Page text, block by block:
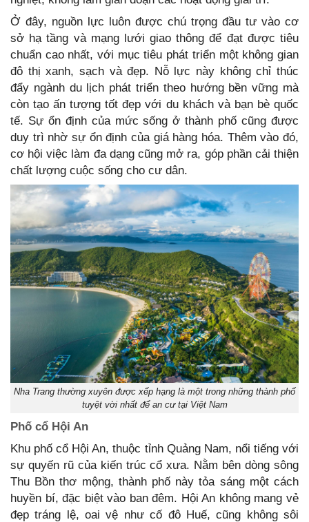
Ở đây, nguồn lực luôn được chú trọng đầu tư vào cơ
sở hạ tầng và mạng lưới giao thông để đạt được tiêu
chuẩn cao nhất, với mục tiêu phát triển một không gian
đô thị xanh, sạch và đẹp. Nỗ lực này không chỉ thúc
đẩy ngành du lịch phát triển theo hướng bền vững mà
còn tạo ấn tượng tốt đẹp với du khách và bạn bè quốc
tế. Sự ổn định của mức sống ở thành phố cũng được
duy trì nhờ sự ổn định của giá hàng hóa. Thêm vào đó,
cơ hội việc làm đa dạng cũng mở ra, góp phần cải thiện
chất lượng cuộc sống cho cư dân.
Nha Trang thường xuyên được xếp hạng là một trong những thành phố
tuyệt vời nhất để an cư tại Việt Nam
Phố cổ Hội An
Khu phố cổ Hội An, thuộc tỉnh Quảng Nam, nổi tiếng với
sự quyến rũ của kiến trúc cổ xưa. Nằm bên dòng sông
Thu Bồn thơ mộng, thành phố này tỏa sáng một cách
huyền bí, đặc biệt vào ban đêm. Hội An không mang vẻ
đẹp tráng lệ, oai vệ như cố đô Huế, cũng không sôi